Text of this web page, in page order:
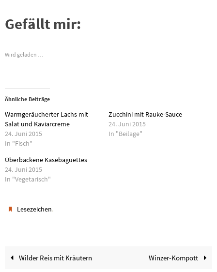
Gefällt mir:
Wird geladen …
Ähnliche Beiträge
Warmgeräucherter Lachs mit
Salat und Kaviarcreme
24. Juni 2015
In "Fisch"
Zucchini mit Rauke-Sauce
24. Juni 2015
In "Beilage"
Überbackene Käsebaguettes
24. Juni 2015
In "Vegetarisch"
Lesezeichen.
Wilder Reis mit Kräutern Winzer-Kompott